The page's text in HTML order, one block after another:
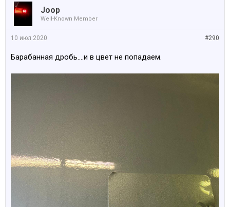
Joop
Well-Known Member
#290
10 июл 2020
Барабанная дробь....и в цвет не попадаем.